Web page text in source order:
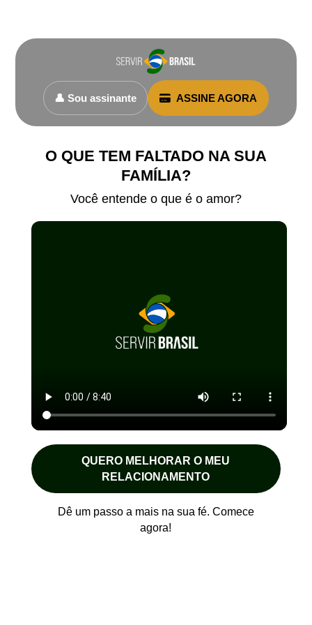
👤 Sou assinante ASSINE AGORA
O QUE TEM FALTADO NA SUA
FAMÍLIA?
Você entende o que é o amor?
QUERO MELHORAR O MEU
RELACIONAMENTO
Dê um passo a mais na sua fé. Comece
agora!